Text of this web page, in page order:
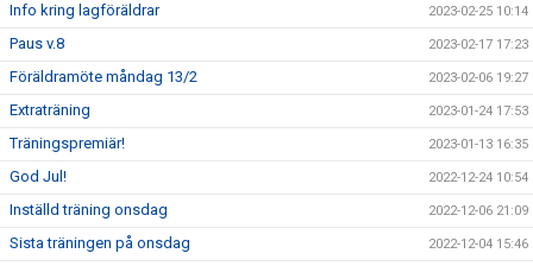
Info kring lagföräldrar 2023-02-25 10:14
Paus v.8 2023-02-17 17:23
Föräldramöte måndag 13/2 2023-02-06 19:27
Extraträning 2023-01-24 17:53
Träningspremiär! 2023-01-13 16:35
God Jul! 2022-12-24 10:54
Inställd träning onsdag 2022-12-06 21:09
Sista träningen på onsdag 2022-12-04 15:46